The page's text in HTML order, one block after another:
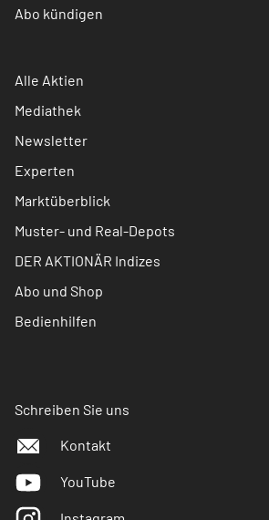
Abo kündigen
Alle Aktien
Mediathek
Newsletter
Experten
Marktüberblick
Muster- und Real-Depots
DER AKTIONÄR Indizes
Abo und Shop
Bedienhilfen
Schreiben Sie uns
Kontakt
YouTube